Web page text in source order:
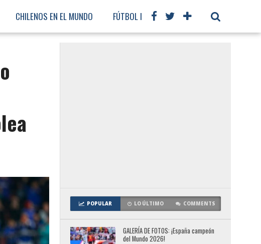
CHILENOS EN EL MUNDO FÚTBOL INTERNACIONAL
POPULAR LO ÚLTIMO COMMENTS
GALERÍA DE FOTOS: ¡España campeón
del Mundo 2026!